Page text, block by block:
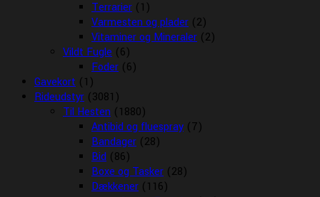
Terrarier (1)
Varmesten og plader (2)
Vitaminer og Mineraler (2)
Vildt Fugle (6)
Foder (6)
Gavekort (1)
Rideudstyr (3081)
Til Hesten (1880)
Antibid og fluespray (7)
Bandager (28)
Bid (86)
Boxe og Tasker (28)
Dækkener (116)